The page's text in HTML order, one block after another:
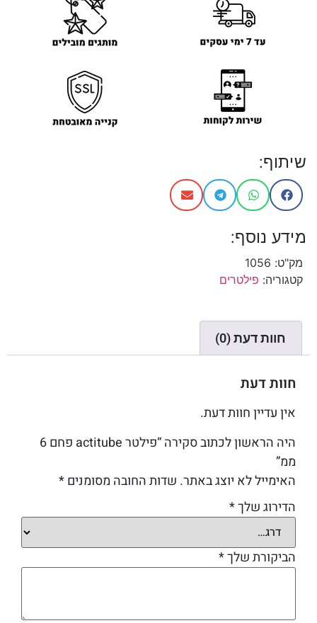
שיתוף:
מידע נוסף:
מק"ט: 1056
קטגוריה: פילטרים
חוות דעת (0)
חוות דעת
אין עדיין חוות דעת.
היה הראשון לכתוב סקירה “פילטר actitube פחם 6
ממ”
האימייל לא יוצג באתר. שדות החובה מסומנים*
הדירוג שלך*
הביקורת שלך*